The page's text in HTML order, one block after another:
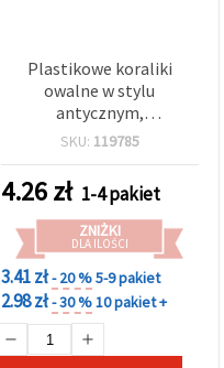
Plastikowe koraliki
owalne w stylu
antycznym,
grawerowane, 18×12,5
brązowe – 50 g (~30 szt.)
SKU: 119785
4.26zł 1-4 pakiet
ZNIŻKI
DLA ILOŚCI
3.41 zł- 20 %5-9 pakiet
2.98 zł- 30 %10 pakiet +